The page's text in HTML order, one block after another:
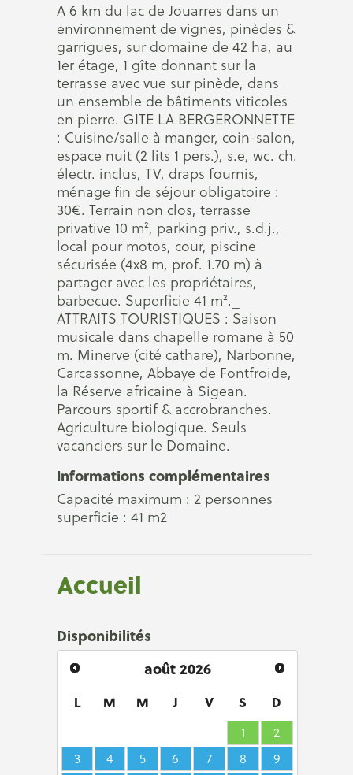
A 6 km du lac de Jouarres dans un
environnement de vignes, pinèdes &
garrigues, sur domaine de 42 ha, au
1er étage, 1 gîte donnant sur la
terrasse avec vue sur pinède, dans
un ensemble de bâtiments viticoles
en pierre. GITE LA BERGERONNETTE
: Cuisine/salle à manger, coin-salon,
espace nuit (2 lits 1 pers.), s.e, wc. ch.
électr. inclus, TV, draps fournis,
ménage fin de séjour obligatoire :
30€. Terrain non clos, terrasse
privative 10 m², parking priv., s.d.j.,
local pour motos, cour, piscine
sécurisée (4x8 m, prof. 1.70 m) à
partager avec les propriétaires,
barbecue. Superficie 41 m²._
ATTRAITS TOURISTIQUES : Saison
musicale dans chapelle romane à 50
m. Minerve (cité cathare), Narbonne,
Carcassonne, Abbaye de Fontfroide,
la Réserve africaine à Sigean.
Parcours sportif & accrobranches.
Agriculture biologique. Seuls
vacanciers sur le Domaine.
Informations complémentaires
Capacité maximum : 2 personnes
superficie : 41 m2
Accueil
Disponibilités
août 2026
L M M J V S D
1
2
3
4 5 6 7 8
9